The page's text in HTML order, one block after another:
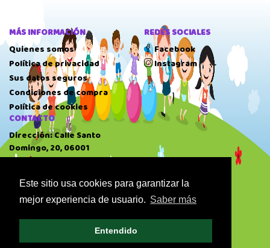
Este sitio usa cookies para garantizar la
mejor experiencia de usuario. Saber más
Entendido
MÁS INFORMACIÓN
Quienes somos
Política de privacidad
Sus datos seguros
Condiciones de compra
Política de cookies
REDES SOCIALES
Facebook
Instagram
CONTACTO
Dirección: Calle Santo
Domingo, 20, 06001
Badajoz.
Teléfono: 924 22 41 51
HORARIO